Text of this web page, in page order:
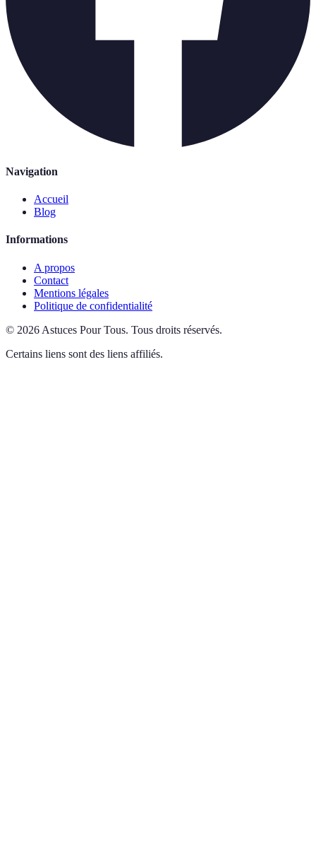
Navigation
Accueil
Blog
Informations
A propos
Contact
Mentions légales
Politique de confidentialité
© 2026 Astuces Pour Tous. Tous droits réservés.
Certains liens sont des liens affiliés.